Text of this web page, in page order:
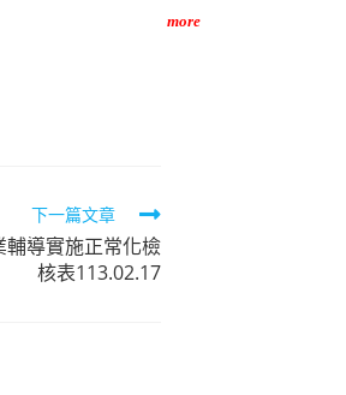
下一篇文章
導實施正常化檢
核表113.02.17
more